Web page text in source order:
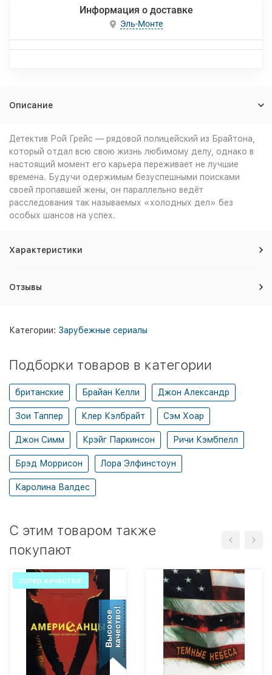
Информация о доставке
Эль-Монте
Описание
Детектив Рой Грейс — рядовой полицейский из Брайтона,
который отдал всю свою жизнь любимому делу, однако в
настоящий момент его карьера переживает не лучшие
времена. Будучи одержимым безуспешными поисками
своей пропавшей жены, он параллельно ведёт
расследования так называемых «холодных дел» без
особых шансов на успех.
Характеристики
Отзывы
Категории: Зарубежные сериалы
Подборки товаров в категории
британские Брайан Келли Джон Александр
Зои Таппер Клер Кэлбрайт Сэм Хоар
Джон Симм Крэйг Паркинсон Ричи Кэмбпелл
Брэд Моррисон Лора Элфинстоун
Каролина Валдес
C этим товаром также
покупают
Высокоекачество!
супер качество!